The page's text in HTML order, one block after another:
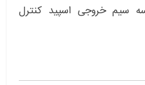
سیم خروجی اسپید کنترل